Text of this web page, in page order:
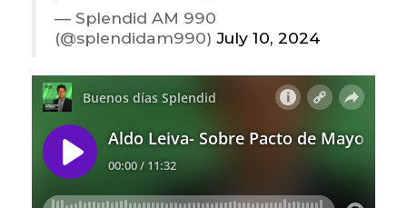
— Splendid AM 990
(@splendidam990) July 10, 2024